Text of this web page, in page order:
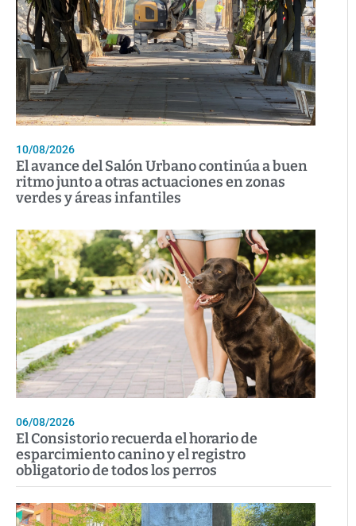
10/08/2026
El avance del Salón Urbano continúa a buen
ritmo junto a otras actuaciones en zonas
verdes y áreas infantiles
06/08/2026
El Consistorio recuerda el horario de
esparcimiento canino y el registro
obligatorio de todos los perros